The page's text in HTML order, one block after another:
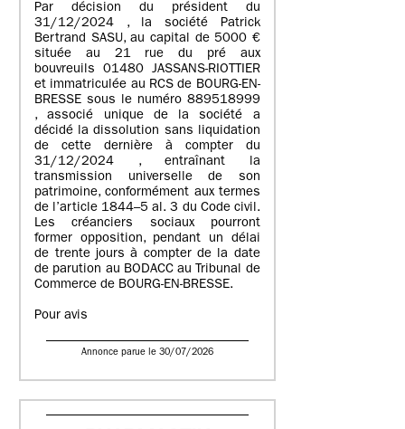
Par décision du président du
31/12/2024 , la société Patrick
Bertrand SASU, au capital de 5000 €
située au 21 rue du pré aux
bouvreuils 01480 JASSANS-RIOTTIER
et immatriculée au RCS de BOURG-EN-
BRESSE sous le numéro 889518999
, associé unique de la société a
décidé la dissolution sans liquidation
de cette dernière à compter du
31/12/2024 , entraînant la
transmission universelle de son
patrimoine, conformément aux termes
de l’article 1844–5 al. 3 du Code civil.
Les créanciers sociaux pourront
former opposition, pendant un délai
de trente jours à compter de la date
de parution au BODACC au Tribunal de
Commerce de BOURG-EN-BRESSE.
Pour avis
Annonce parue le 30/07/2026